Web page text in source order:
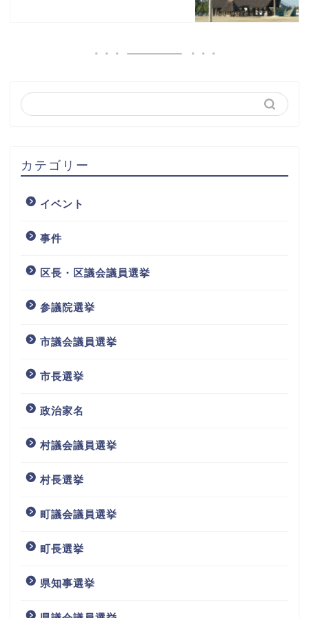
カテゴリー
イベント
事件
区長・区議会議員選挙
参議院選挙
市議会議員選挙
市長選挙
政治家名
村議会議員選挙
村長選挙
町議会議員選挙
町長選挙
県知事選挙